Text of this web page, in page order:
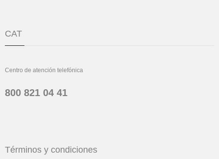
CAT
Centro de atención telefónica
800 821 04 41
Términos y condiciones